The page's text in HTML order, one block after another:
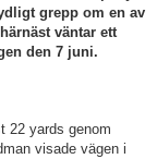
grepp om en av
väntar ett
den 7 juni.
22 yards genom
visade vägen i